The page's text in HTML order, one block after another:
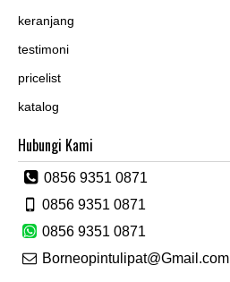
keranjang
testimoni
pricelist
katalog
Hubungi Kami
0856 9351 0871
0856 9351 0871
0856 9351 0871
Borneopintulipat@Gmail.com